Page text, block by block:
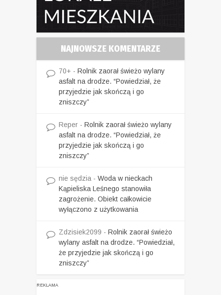
NAJNOWSZE KOMENTARZE
70+ - Rolnik zaorał świeżo wylany
asfalt na drodze. “Powiedział, że
przyjedzie jak skończą i go
zniszczy”
Reper - Rolnik zaorał świeżo wylany
asfalt na drodze. “Powiedział, że
przyjedzie jak skończą i go
zniszczy”
nie sędzia - Woda w nieckach
Kąpieliska Leśnego stanowiła
zagrożenie. Obiekt całkowicie
wyłączono z użytkowania
Zdzisiek2099 - Rolnik zaorał świeżo
wylany asfalt na drodze. “Powiedział,
że przyjedzie jak skończą i go
zniszczy”
REKLAMA